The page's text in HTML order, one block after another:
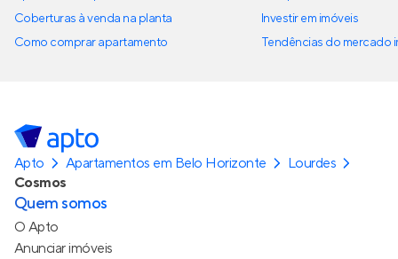
Coberturas à venda na planta
Como comprar apartamento
Investir em imóveis
Tendências do mercado
Apto Apartamentos em Belo Horizonte
Lourdes
Cosmos
Quem somos
O Apto
Anunciar imóveis